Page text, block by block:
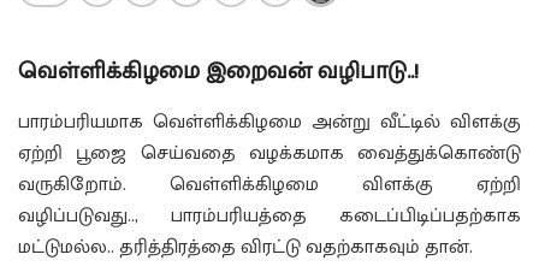
வெள்ளிக்கிழமை இறைவன் வழிபாடு..!
பாரம்பரியமாக வெள்ளிக்கிழமை அன்று வீட்டில் விளக்கு
ஏற்றி பூஜை செய்வதை வழக்கமாக வைத்துக்கொண்டு
வருகிறோம். வெள்ளிக்கிழமை விளக்கு ஏற்றி
வழிப்படுவது.., பாரம்பரியத்தை கடைப்பிடிப்பதற்காக
மட்டுமல்ல.. தரித்திரத்தை விரட்டு வதற்காகவும் தான்.